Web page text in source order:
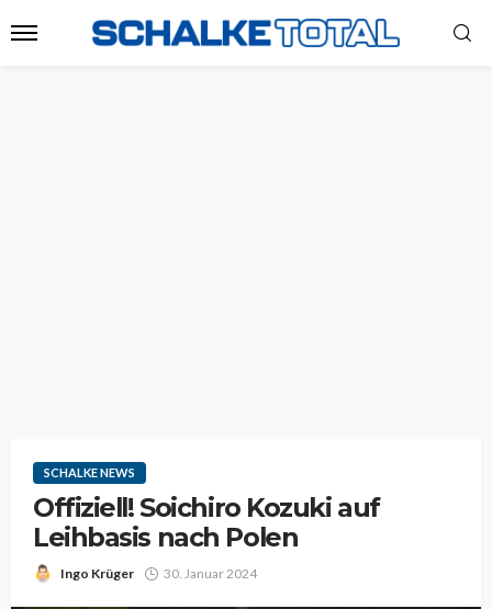
SCHALKE NEWS
Offiziell! Soichiro Kozuki auf
Leihbasis nach Polen
Ingo Krüger 30. Januar 2024